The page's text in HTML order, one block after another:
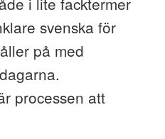
svenska för
på med
processen att